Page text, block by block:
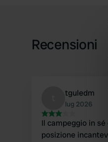
Recensioni
tguledm
lug 2026
Il campeggio in
posizione